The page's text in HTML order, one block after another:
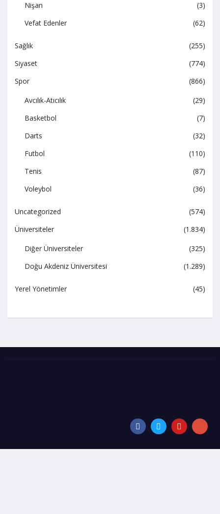
Nişan
(3)
Vefat Edenler
(62)
Sağlık
(255)
Siyaset
(774)
Spor
(866)
Avcılık-Atıcılık
(29)
Basketbol
(7)
Darts
(32)
Futbol
(110)
Tenis
(87)
Voleybol
(36)
Uncategorized
(574)
Üniversiteler
(1.834)
Diğer Üniversiteler
(325)
Doğu Akdeniz Üniversitesi
(1.289)
Yerel Yönetimler (45)